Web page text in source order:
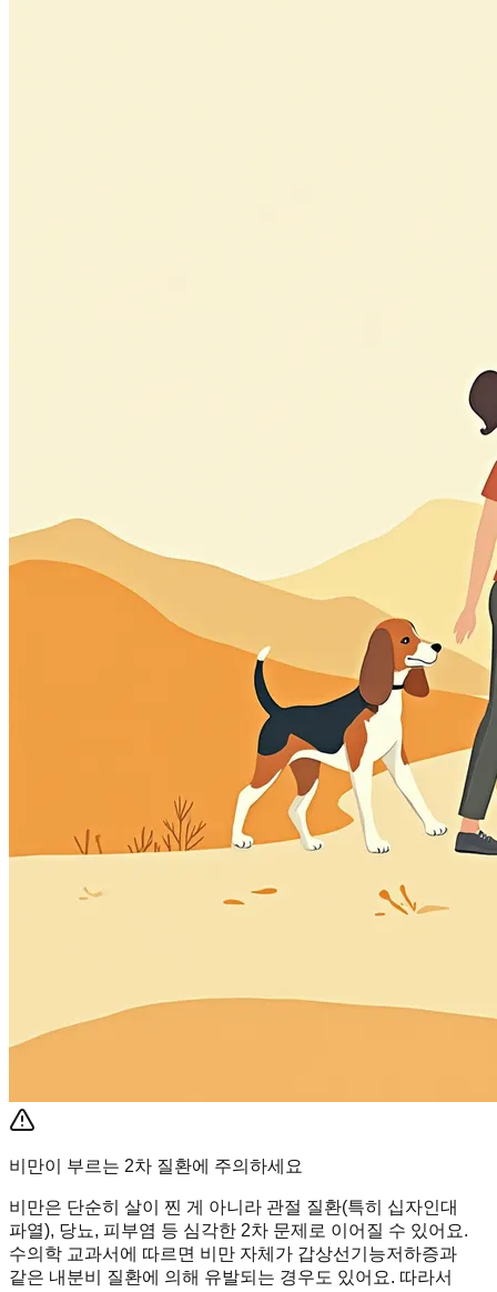
비만이 부르는 2차 질환에 주의하세요
비만은 단순히 살이 찐 게 아니라 관절 질환(특히 십자인대
파열), 당뇨, 피부염 등 심각한 2차 문제로 이어질 수 있어요.
수의학 교과서에 따르면 비만 자체가 갑상선기능저하증과
같은 내분비 질환에 의해 유발되는 경우도 있어요. 따라서